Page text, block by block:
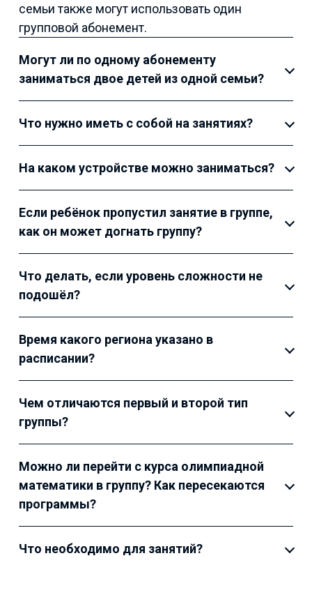
семьи также могут использовать один
групповой абонемент.
Могут ли по одному абонементу
заниматься двое детей из одной семьи?
Что нужно иметь с собой на занятиях?
На каком устройстве можно заниматься?
Если ребёнок пропустил занятие в группе,
как он может догнать группу?
Что делать, если уровень сложности не
подошёл?
Время какого региона указано в
расписании?
Чем отличаются первый и второй тип
группы?
Можно ли перейти с курса олимпиадной
математики в группу? Как пересекаются
программы?
Что необходимо для занятий?